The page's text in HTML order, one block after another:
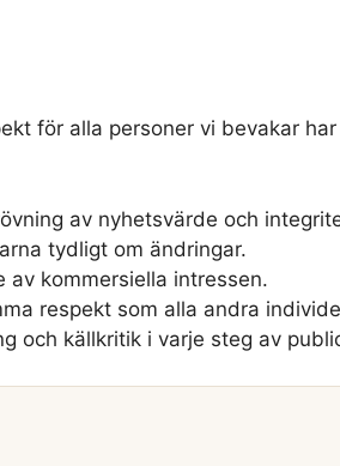
för alla personer vi bevakar
av nyhetsvärde och
tydligt om ändringar.
kommersiella intressen.
respekt som alla andra
och källkritik i varje steg av